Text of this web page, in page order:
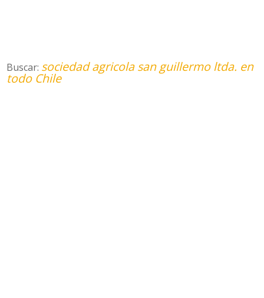
Buscar: sociedad agricola san guillermo ltda. en
todo Chile